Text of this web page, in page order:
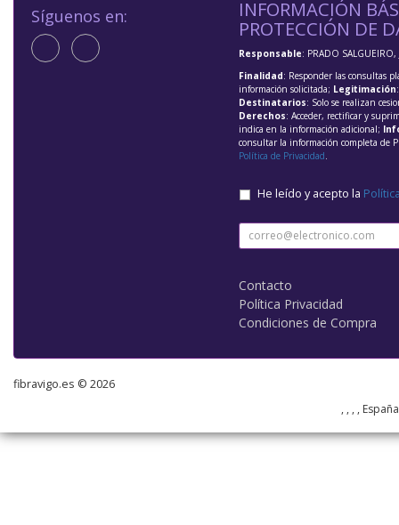
Síguenos en: INFORMACIÓN
PROTECCIÓN DE
Responsable: PRADO SALGUEIRO,
Finalidad: Responder las consultas
información solicitada; Legitimación
Destinatarios: Solo se realizan
Derechos: Acceder, rectificar y
indica en la información adicional;
consultar la información completa de
Política de Privacidad.
He leído y acepto la
Contacto
Política Privacidad
Condiciones de Compra
fibravigo.es © 2026
, , , ,